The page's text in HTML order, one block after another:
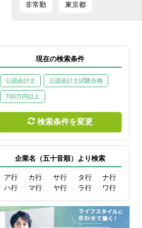
非常勤 東京都
現在の検索条件
公認会計士 公認会計士試験合格
700万円以上
検索条件を変更
企業名（五十音順）より検索
ア行 カ行 サ行 タ行
ナ行
ハ行
マ行 ヤ行 ラ行 ワ行